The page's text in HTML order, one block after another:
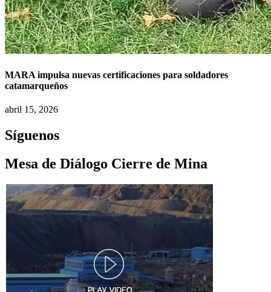
MARA impulsa nuevas certificaciones para soldadores
catamarqueños
abril 15, 2026
Síguenos
Mesa de Diálogo Cierre de Mina